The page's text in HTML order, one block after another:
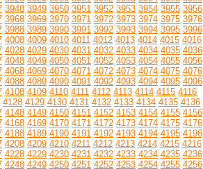
3948 3949 3950 3951 3952 3953 3954 3955 3956
3968 3969 3970 3971 3972 3973 3974 3975 3976
3988 3989 3990 3991 3992 3993 3994 3995 3996
4008 4009 4010 4011 4012 4013 4014 4015 4016
4028 4029 4030 4031 4032 4033 4034 4035 4036
4048 4049 4050 4051 4052 4053 4054 4055 4056
4068 4069 4070 4071 4072 4073 4074 4075 4076
4088 4089 4090 4091 4092 4093 4094 4095 4096
4108 4109 4110 4111 4112 4113 4114 4115 4116
4128 4129 4130 4131 4132 4133 4134 4135 4136
4148 4149 4150 4151 4152 4153 4154 4155 4156
4168 4169 4170 4171 4172 4173 4174 4175 4176
4188 4189 4190 4191 4192 4193 4194 4195 4196
4208 4209 4210 4211 4212 4213 4214 4215 4216
4228 4229 4230 4231 4232 4233 4234 4235 4236
4248 4249 4250 4251 4252 4253 4254 4255 4256